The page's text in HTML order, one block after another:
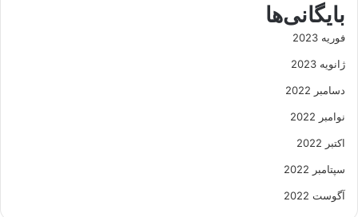
بایگانی‌ها
فوریه 2023
ژانویه 2023
دسامبر 2022
نوامبر 2022
اکتبر 2022
سپتامبر 2022
آگوست 2022